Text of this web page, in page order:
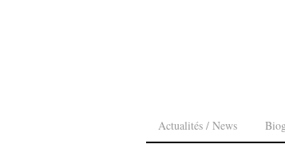
Actualités / News